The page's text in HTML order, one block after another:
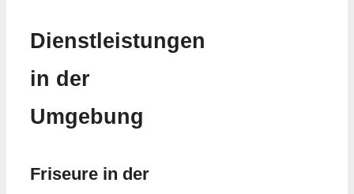
Dienstleistungen
in der
Umgebung
Friseure in der